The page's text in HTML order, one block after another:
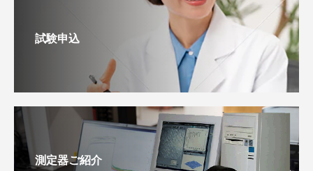
試験申込
測定器ご紹介